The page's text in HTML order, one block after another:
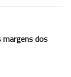
margens dos